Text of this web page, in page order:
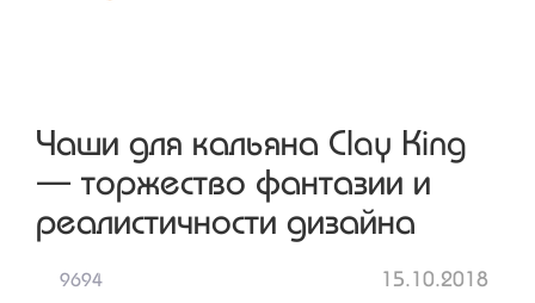
Чаши для кальяна Clay King
— торжество фантазии и
реалистичности дизайна
15.10.2018
9694